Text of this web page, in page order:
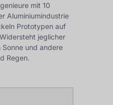
mit 10
Aluminiumindustrie
Prototypen auf
jeglicher
und andere
Regen.